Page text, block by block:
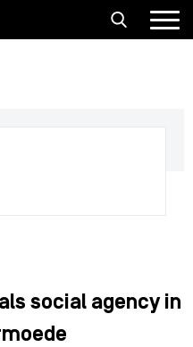
als social agency in strijd
social agency in